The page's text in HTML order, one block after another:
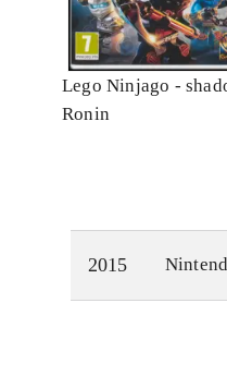
Lego Ninjago -
Ronin
2015